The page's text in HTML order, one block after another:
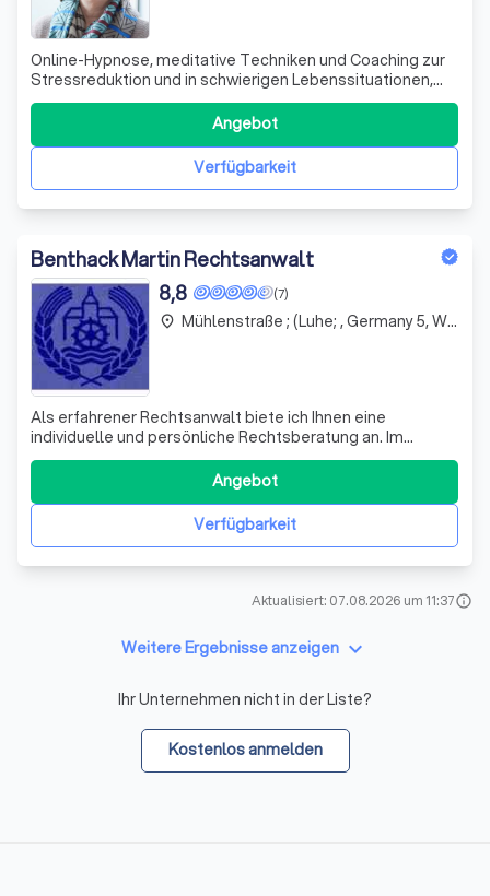
Online-Hypnose, meditative Techniken und Coaching zur
Stressreduktion und in schwierigen Lebenssituationen,
zum Beispiel bei Neuausrichtung im Beruf und im
Privatleben, sowie zur Entscheidungsfindung
Verfügbarkeit
Angebot
Benthack Martin Rechtsanwalt
(7)
8,8
Als erfahrener Rechtsanwalt biete ich Ihnen eine
individuelle und persönliche Rechtsberatung an. Im
Gegensatz zu Großkanzleien, bei denen Sie oft nur eine
"Nummer" sind, steht bei mir der Mensch im Mittelpunkt.
Ich nehme mir Zeit für Sie und Ihre Anliegen und vertrete
Ihre Interessen sachgerecht und
Verfügbarkeit
Angebot
place Mühlenstraße ; (Luhe; , Germany 5, Winsen (Luhe)
Aktualisiert: 07.08.2026 um 11:37info
Weitere Ergebnisse anzeigen keyboard_arrow_down
Ihr Unternehmen nicht in der Liste?
Kostenlos anmelden